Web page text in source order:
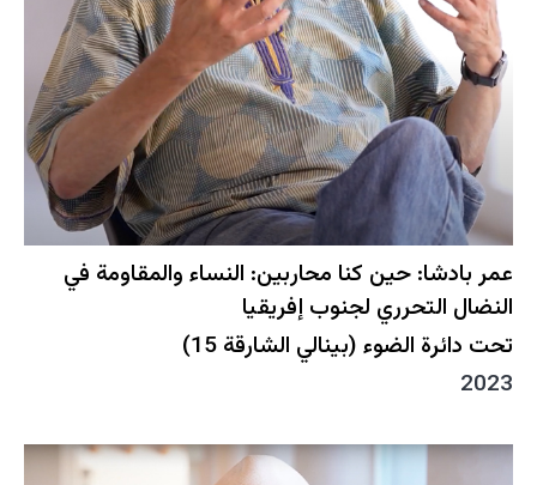
عمر بادشا: حين كنا محاربين: النساء والمقاومة في
النضال التحرري لجنوب إفريقيا
تحت دائرة الضوء (بينالي الشارقة 15)
2023